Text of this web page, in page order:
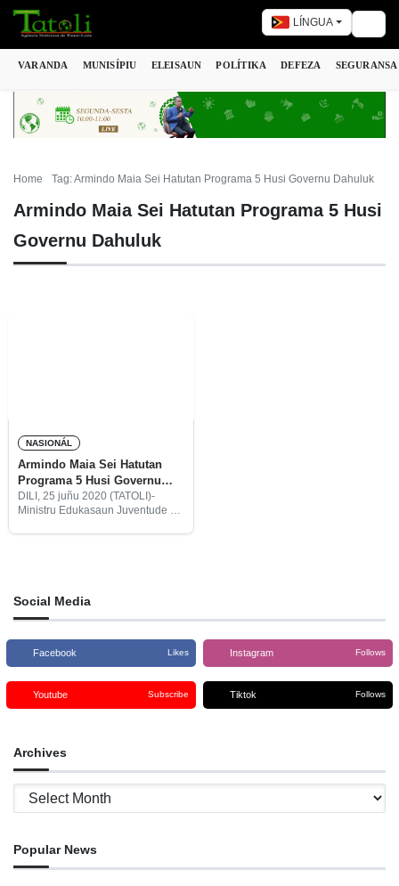
LÍNGUA
VARANDA MUNISÍPIU ELEISAUN POLÍTIKA DEFEZA SEGURANSA
Home Tag: Armindo Maia Sei Hatutan Programa 5 Husi Governu Dahuluk
Armindo Maia Sei Hatutan Programa 5 Husi
Governu Dahuluk
NASIONÁL
Armindo Maia Sei Hatutan
Programa 5 Husi Governu
Dahuluk
DILI, 25 juñu 2020 (TATOLI)-
Ministru Edukasaun Juventude no
Social Media
Facebook Likes Instagram Follows
Youtube Subscribe Tiktok Follows
Archives
Archives
Popular News